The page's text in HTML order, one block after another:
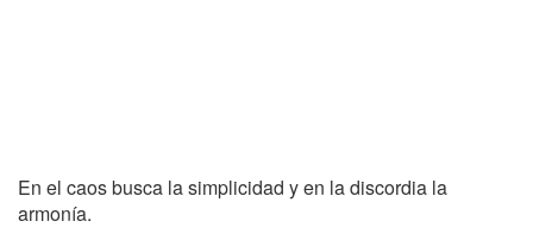
En el caos busca la simplicidad y en la discordia la
armonía.